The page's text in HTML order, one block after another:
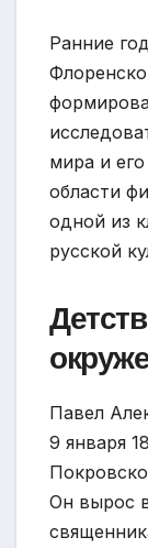
Ранние
мира и
области
одной из
русской
Павел
9 января
Он вырос